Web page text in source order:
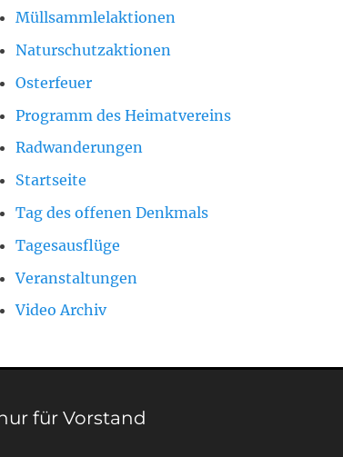
Müllsammlelaktionen
Naturschutzaktionen
Osterfeuer
Programm des Heimatvereins
Radwanderungen
Startseite
Tag des offenen Denkmals
Tagesausflüge
Veranstaltungen
Video Archiv
für Vorstand